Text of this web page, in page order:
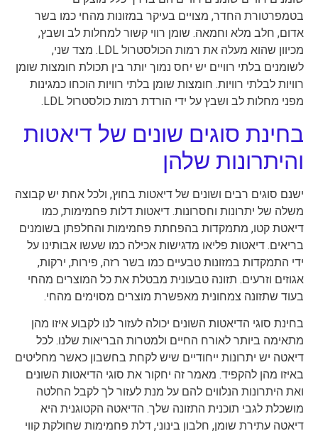
בטמפרטורת החדר, מצויים בעיקר במזונות מהחי כמו בשר
אדום, חלב מלא וחמאה. שומן רווי קשור למחלות לב ושבץ,
מכיוון שהוא מעלה את רמות הכולסטרול LDL. מצד שני,
לשומנים בלתי רוויים יש יחס נמוך יותר בין תכולת חומצות שומן
רוויות לבלתי רוויות. חומצות שומן בלתי רוויות הוכחו כמגינות
מפני מחלות לב ושבץ על ידי הורדת רמות כולסטרול LDL.
בחינת סוגים שונים של דיאטות
והיתרונות שלהן
ישנם סוגים רבים ושונים של דיאטות בחוץ, ולכל אחת יש קבוצה
משלה של יתרונות וחסרונות. דיאטות דלות פחמימות, כמו
דיאטת קטו, מתמקדות בהפחתת פחמימות והחלפתן בשומנים
בריאים. דיאטות פליאו מדגישות אכילה כמו שעשו אבותינו על
ידי התמקדות במזונות טבעיים כמו בשר רזה, פירות, ירקות,
אגוזים וזרעים. תזונה טבעונית מבטלת את כל המוצרים מהחי
בעוד שתזונה צמחונית מאפשרת מוצרים מסוימים מהחי.
בחינת סוגי הדיאטות השונים יכולה לעזור לנו לקבוע איזו מהן
מתאימה ביותר לאורח החיים ולמטרות הבריאות שלנו. לכל
דיאטה יש יתרונות ייחודיים שיש לקחת בחשבון כאשר מחליטים
באיזו מהן להקפיד. מאמר זה יחקור את סוגי הדיאטות השונים
ואת היתרונות הנלווים להם על מנת לעזור לך לקבל החלטה
מושכלת לגבי תוכנית התזונה שלך. הדיאטה הקטוגנית היא
דיאטה עתירת שומן, חלבון בינוני, דלת פחמימות שחולקת קווי